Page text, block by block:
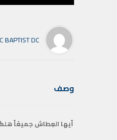
BAPTIST DC
وصف
أيها العِطاش جميعًأ